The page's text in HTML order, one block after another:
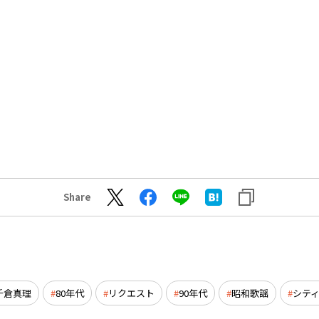
Share
倉真理 80年代 リクエスト 90年代 昭和歌謡 シテ